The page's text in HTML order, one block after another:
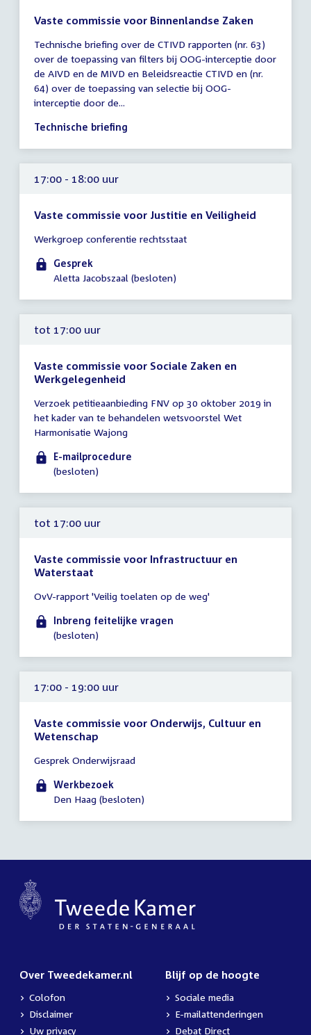
Vaste commissie voor Binnenlandse Zaken
vergadering
16:45
-
17:45
uur
Technische briefing over de CTIVD rapporten (nr. 63)
over de toepassing van filters bij OOG-interceptie door
de AIVD en de MIVD en Beleidsreactie CTIVD en (nr.
64) over de toepassing van selectie bij OOG-
interceptie door de...
Technische briefing
17:00 - 18:00 uur
Vaste commissie voor Justitie en Veiligheid
vergadering
17:00
-
uur
Werkgroep conferentie rechtsstaat
Gesprek
Aletta Jacobszaal (besloten)
tot 17:00 uur
Vaste commissie voor Sociale Zaken en
Werkgelegenheid
vergadering
tot
17:00
uur
Verzoek petitieaanbieding FNV op 30 oktober 2019 in
het kader van te behandelen wetsvoorstel Wet
Harmonisatie Wajong
E-mailprocedure
(besloten)
tot 17:00 uur
Vaste commissie voor Infrastructuur en
Waterstaat
vergadering
tot
17:00
OvV-rapport 'Veilig toelaten op de weg'
Inbreng feitelijke vragen
(besloten)
17:00 - 19:00 uur
Vaste commissie voor Onderwijs, Cultuur en
Wetenschap
vergadering
17:00
-
uur
Gesprek Onderwijsraad
Werkbezoek
Den Haag (besloten)
Over Tweedekamer.nl
Colofon
Disclaimer
Uw privacy
Blijf op de hoogte
Sociale media
E-mailattenderingen
Debat Direct